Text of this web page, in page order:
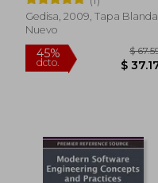
Gedisa, 2009, Tapa Blanda,
Nuevo